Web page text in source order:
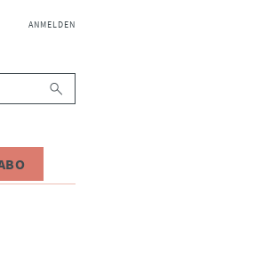
NAVIGATION
ANMELDEN